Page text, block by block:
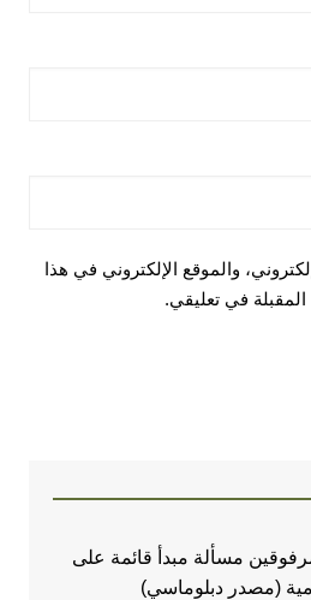
والموقع الإلكتروني في هذا
في تعليقي.
مسألة مبدأ قائمة على
(مصدر دبلوماسي)